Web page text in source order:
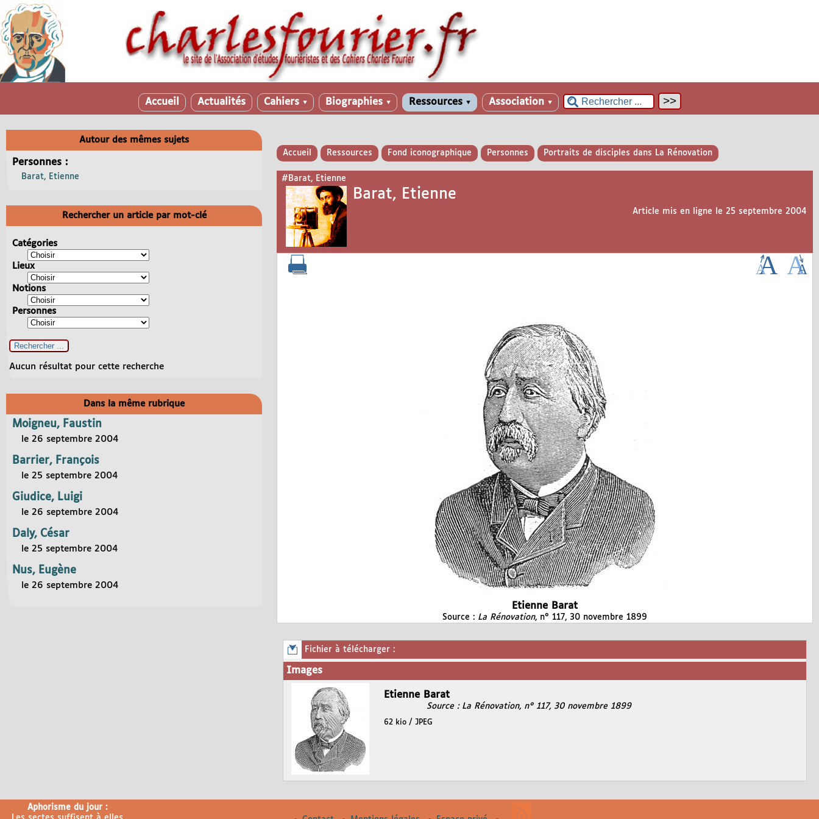
Accueil Actualités Cahiers ▼ Biographies ▼ Ressources ▼ Association ▼
Accueil Ressources Fond iconographique Personnes Portraits de disciples dans La Rénovation
#Barat, Etienne
Barat, Etienne
Article mis en ligne le 25 septembre 2004
Etienne Barat
Source : La Rénovation, n° 117, 30 novembre 1899
Fichier à télécharger :
Images
Etienne Barat
Source : La Rénovation, n° 117, 30 novembre 1899
62 kio / JPEG
Autour des mêmes sujets
Personnes :
Barat, Etienne
Rechercher un article par mot-clé
Catégories
Lieux
Notions
Personnes
Aucun résultat pour cette recherche
Dans la même rubrique
Moigneu, Faustin
le 26 septembre 2004
Barrier, François
le 25 septembre 2004
Giudice, Luigi
le 26 septembre 2004
Daly, César
le 25 septembre 2004
Nus, Eugène
le 26 septembre 2004
Aphorisme du jour :